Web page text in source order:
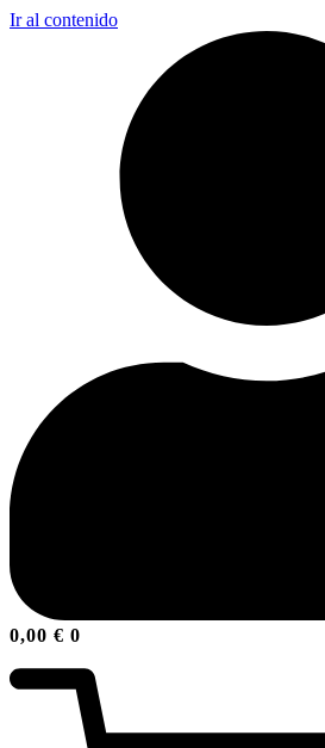
Ir al contenido
0,00 € 0